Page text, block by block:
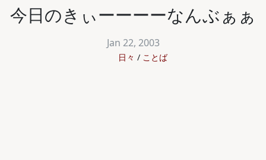
今日のきぃーーーーなんぶぁぁ
Jan 22, 2003
日々 ことば